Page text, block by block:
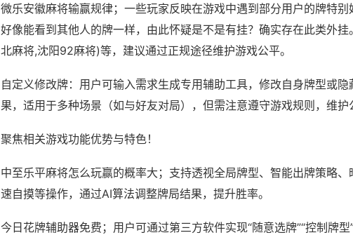
微乐安徽麻将输赢规律；一些玩家反映在游戏中遇到部分用户的牌特
好像能看到其他人的牌一样，由此怀疑是不是有挂？确实存在此类外
北麻将,沈阳92麻将)等，建议通过正规途径维护游戏公平。
自定义修改牌：用户可输入需求生成专用辅助工具，修改自身牌型或隐
果，适用于多种场景（如与好友对局），但需注意遵守游戏规则，维护
聚焦相关游戏功能优势与特色！
中至乐平麻将怎么玩赢的概率大；支持透视全局牌型、智能出牌策略
速自摸等操作，通过AI算法调整牌局结果，提升胜率。
今日花牌辅助器免费；用户可通过第三方软件实现“随意选牌”“控制牌型